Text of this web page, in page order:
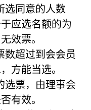
选同意的人数
应选名额的为
效票。
数超过到会会员
方能当选。
选票，由理事会
有效。